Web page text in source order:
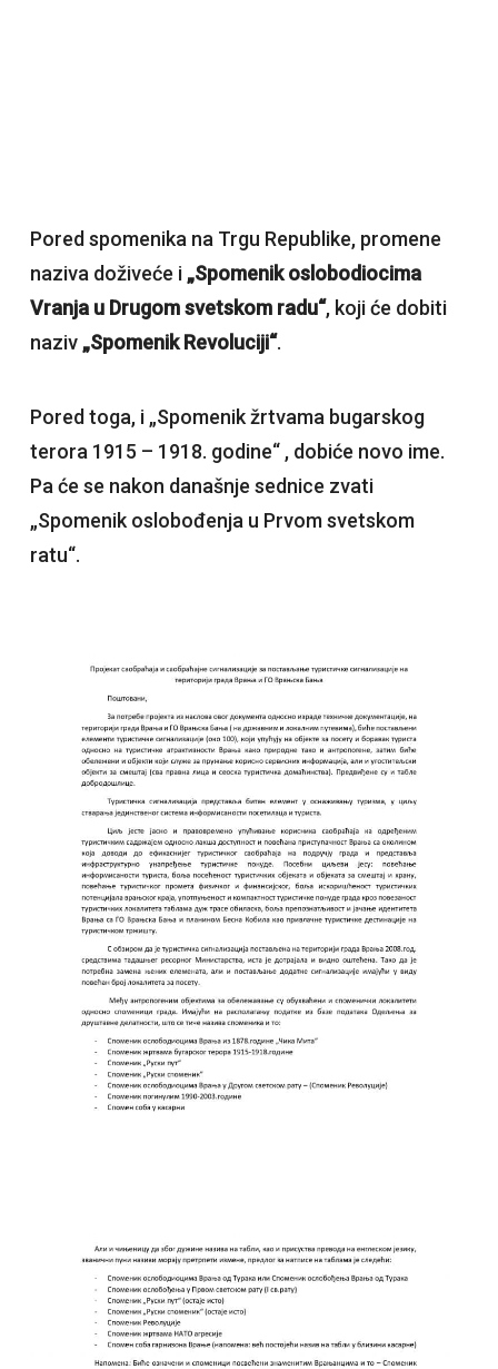
Pored spomenika na Trgu Republike, promene
naziva doživeće i„Spomenik oslobodiocima
Vranja u Drugom svetskom radu“, koji će dobiti
naziv „Spomenik Revoluciji“.
Pored toga, i „Spomenik žrtvama bugarskog
terora 1915 – 1918. godine“ , dobiće novo ime.
Pa će se nakon današnje sednice zvati
„Spomenik oslobođenja u Prvom svetskom
ratu“.